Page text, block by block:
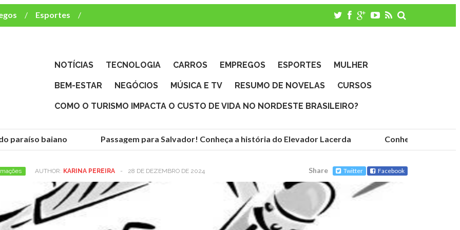
Esportes
e TV
NOTÍCIAS TECNOLOGIA CARROS EMPREGOS ESPORTES MULHER
BEM-ESTAR NEGÓCIOS MÚSICA E TV RESUMO DE NOVELAS CURSOS
COMO O TURISMO IMPACTA O CUSTO DE VIDA NO NORDESTE BRASILEIRO?
paraíso baiano Passagem para Salvador! Conheça a história do Elevador Lacerda Conheça as
AUTHOR: KARINA PEREIRA - 28 DE DEZEMBRO DE 2024 Share Twitter Facebook